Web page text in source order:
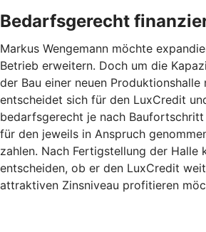
Bedarfsgerecht
Markus Wengemann möchte
Betrieb erweitern. Doch um die
der Bau einer neuen Produktionshalle
entscheidet sich für den LuxCredit
bedarfsgerecht je nach Baufortschritt
für den jeweils in Anspruch
zahlen. Nach Fertigstellung der Halle
entscheiden, ob er den LuxCredit
attraktiven Zinsniveau profitieren